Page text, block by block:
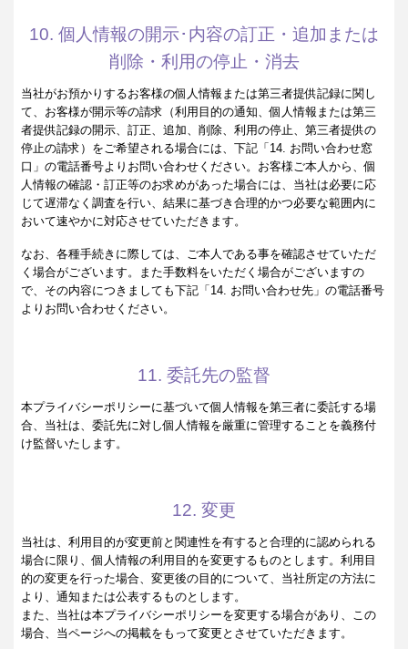
10. 個人情報の開示･内容の訂正・追加または
削除・利用の停止・消去
当社がお預かりするお客様の個人情報または第三者提供記録に関し
て、お客様が開示等の請求（利用目的の通知、個人情報または第三
者提供記録の開示、訂正、追加、削除、利用の停止、第三者提供の
停止の請求）をご希望される場合には、下記「14. お問い合わせ窓
口」の電話番号よりお問い合わせください。お客様ご本人から、個
人情報の確認・訂正等のお求めがあった場合には、当社は必要に応
じて遅滞なく調査を行い、結果に基づき合理的かつ必要な範囲内に
おいて速やかに対応させていただきます。
なお、各種手続きに際しては、ご本人である事を確認させていただ
く場合がございます。また手数料をいただく場合がございますの
で、その内容につきましても下記「14. お問い合わせ先」の電話番号
よりお問い合わせください。
11. 委託先の監督
本プライバシーポリシーに基づいて個人情報を第三者に委託する場
合、当社は、委託先に対し個人情報を厳重に管理することを義務付
け監督いたします。
12. 変更
当社は、利用目的が変更前と関連性を有すると合理的に認められる
場合に限り、個人情報の利用目的を変更するものとします。利用目
的の変更を行った場合、変更後の目的について、当社所定の方法に
より、通知または公表するものとします。
また、当社は本プライバシーポリシーを変更する場合があり、この
場合、当ページへの掲載をもって変更とさせていただきます。